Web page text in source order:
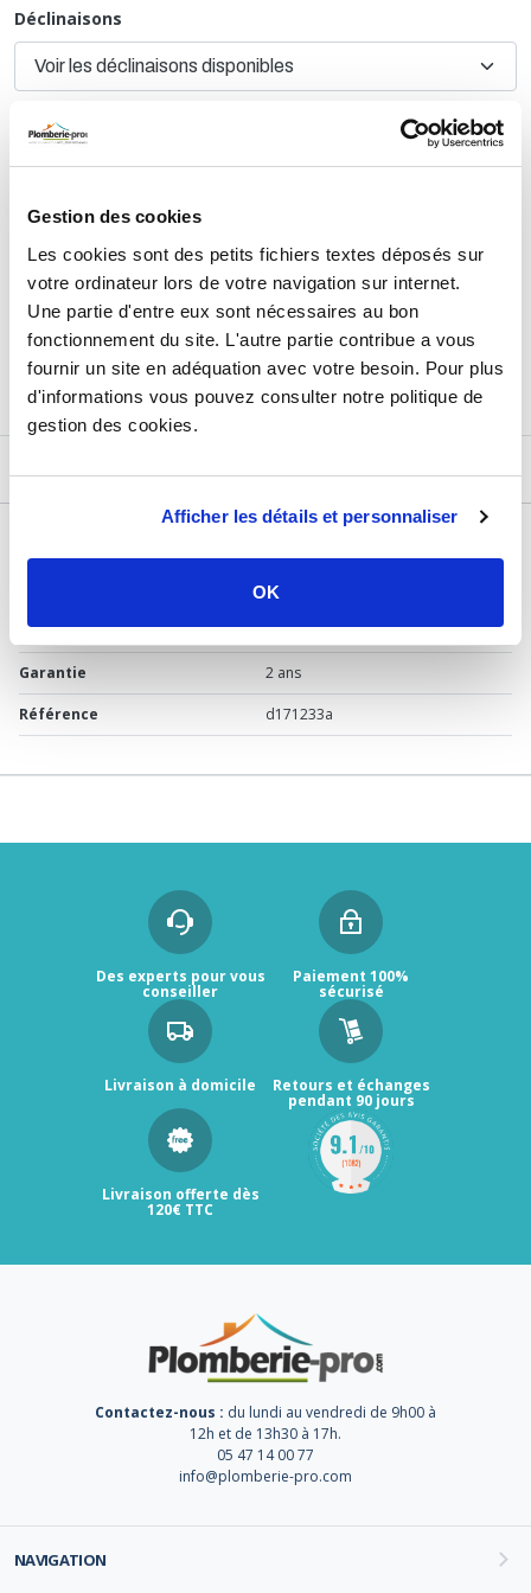
Gestion des cookies
Les cookies sont des petits fichiers textes déposés sur
votre ordinateur lors de votre navigation sur internet.
Une partie d'entre eux sont nécessaires au bon
fonctionnement du site. L'autre partie contribue a vous
fournir un site en adéquation avec votre besoin. Pour plus
d'informations vous pouvez consulter notre politique de
gestion des cookies.
Afficher les détails et personnaliser
OK
Déclinaisons
79,93 €
66,61 €HT
AJOUTER AU PANIER
Retours et échanges jusqu'à 90 jours
En savoir plus
Vide
Marque PRESTO
Garantie 2 ans
Référence d171233a
Des experts pour vous
conseiller
Paiement 100%
sécurisé
Livraison à domicile Retours et échanges
pendant 90 jours
Livraison offerte dès
120€ TTC
Contactez-nous : du lundi au vendredi de 9h00 à
12h et de 13h30 à 17h.
05 47 14 00 77
info@plomberie-pro.com
NAVIGATION